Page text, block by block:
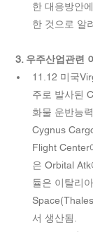
한 대응방안
한 것으로 알
3. 우주산업관련
11.12 미국
주로 발사된
화물 운반능
Cygnus
Flight Center
은 Orbital
듈은 이탈리
서 생산됨.